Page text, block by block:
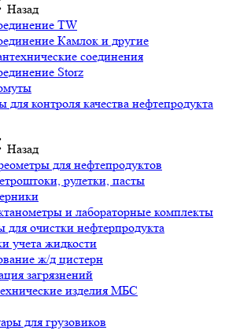
Назад
TW
Камлок и другие
соединения
Storz
для контроля качества нефтепродукта
Назад
для нефтепродуктов
рулетки, пасты
и лабораторные комплекты
для очистки нефтерпродукта
учета жидкости
ж/д цистерн
загрязнений
изделия МБС
для грузовиков